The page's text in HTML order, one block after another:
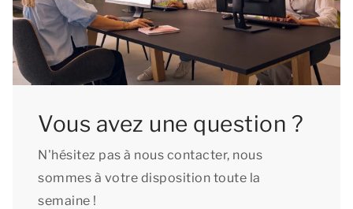
Vous avez une question ?
N'hésitez pas à nous contacter, nous
sommes à votre disposition toute la
semaine !